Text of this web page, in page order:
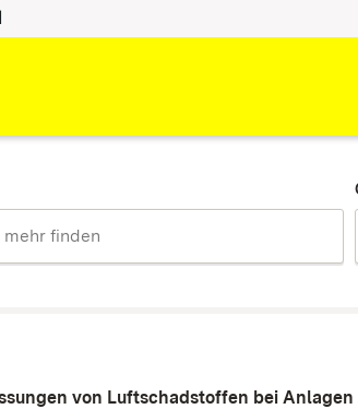
von Luftschadstoffen bei